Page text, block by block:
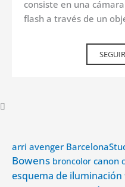
consiste en una
flash a través de un
arri avenger
Bowens broncolor canon
esquema de iluminación